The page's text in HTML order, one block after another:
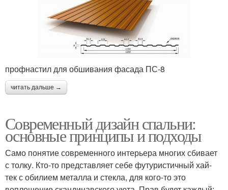
профнастил для обшивания фасада ПС-8
читать дальше →
Современный дизайн спальни:
основные принципы и подходы
Само понятие современного интерьера многих сбивает
с толку. Кто-то представляет себе футуристичный хай-
тек с обилием металла и стекла, для кого-то это